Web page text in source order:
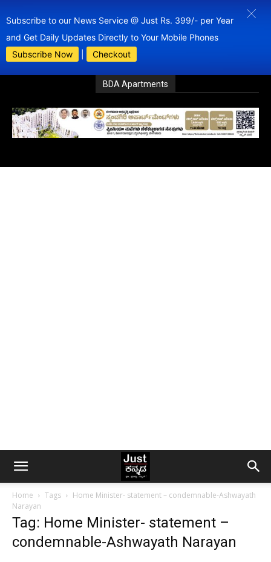
Subscribe to our News Service @ Just Rs. 399/- per Year
and Get Daily Updates Directly to Your Mobile Phones
Subscribe Now
Checkout
BDA Apartments
Home Tags
Home Minister- statement – condemnable-Ashwayath
Narayan
Tag: Home Minister- statement –
condemnable-Ashwayath Narayan